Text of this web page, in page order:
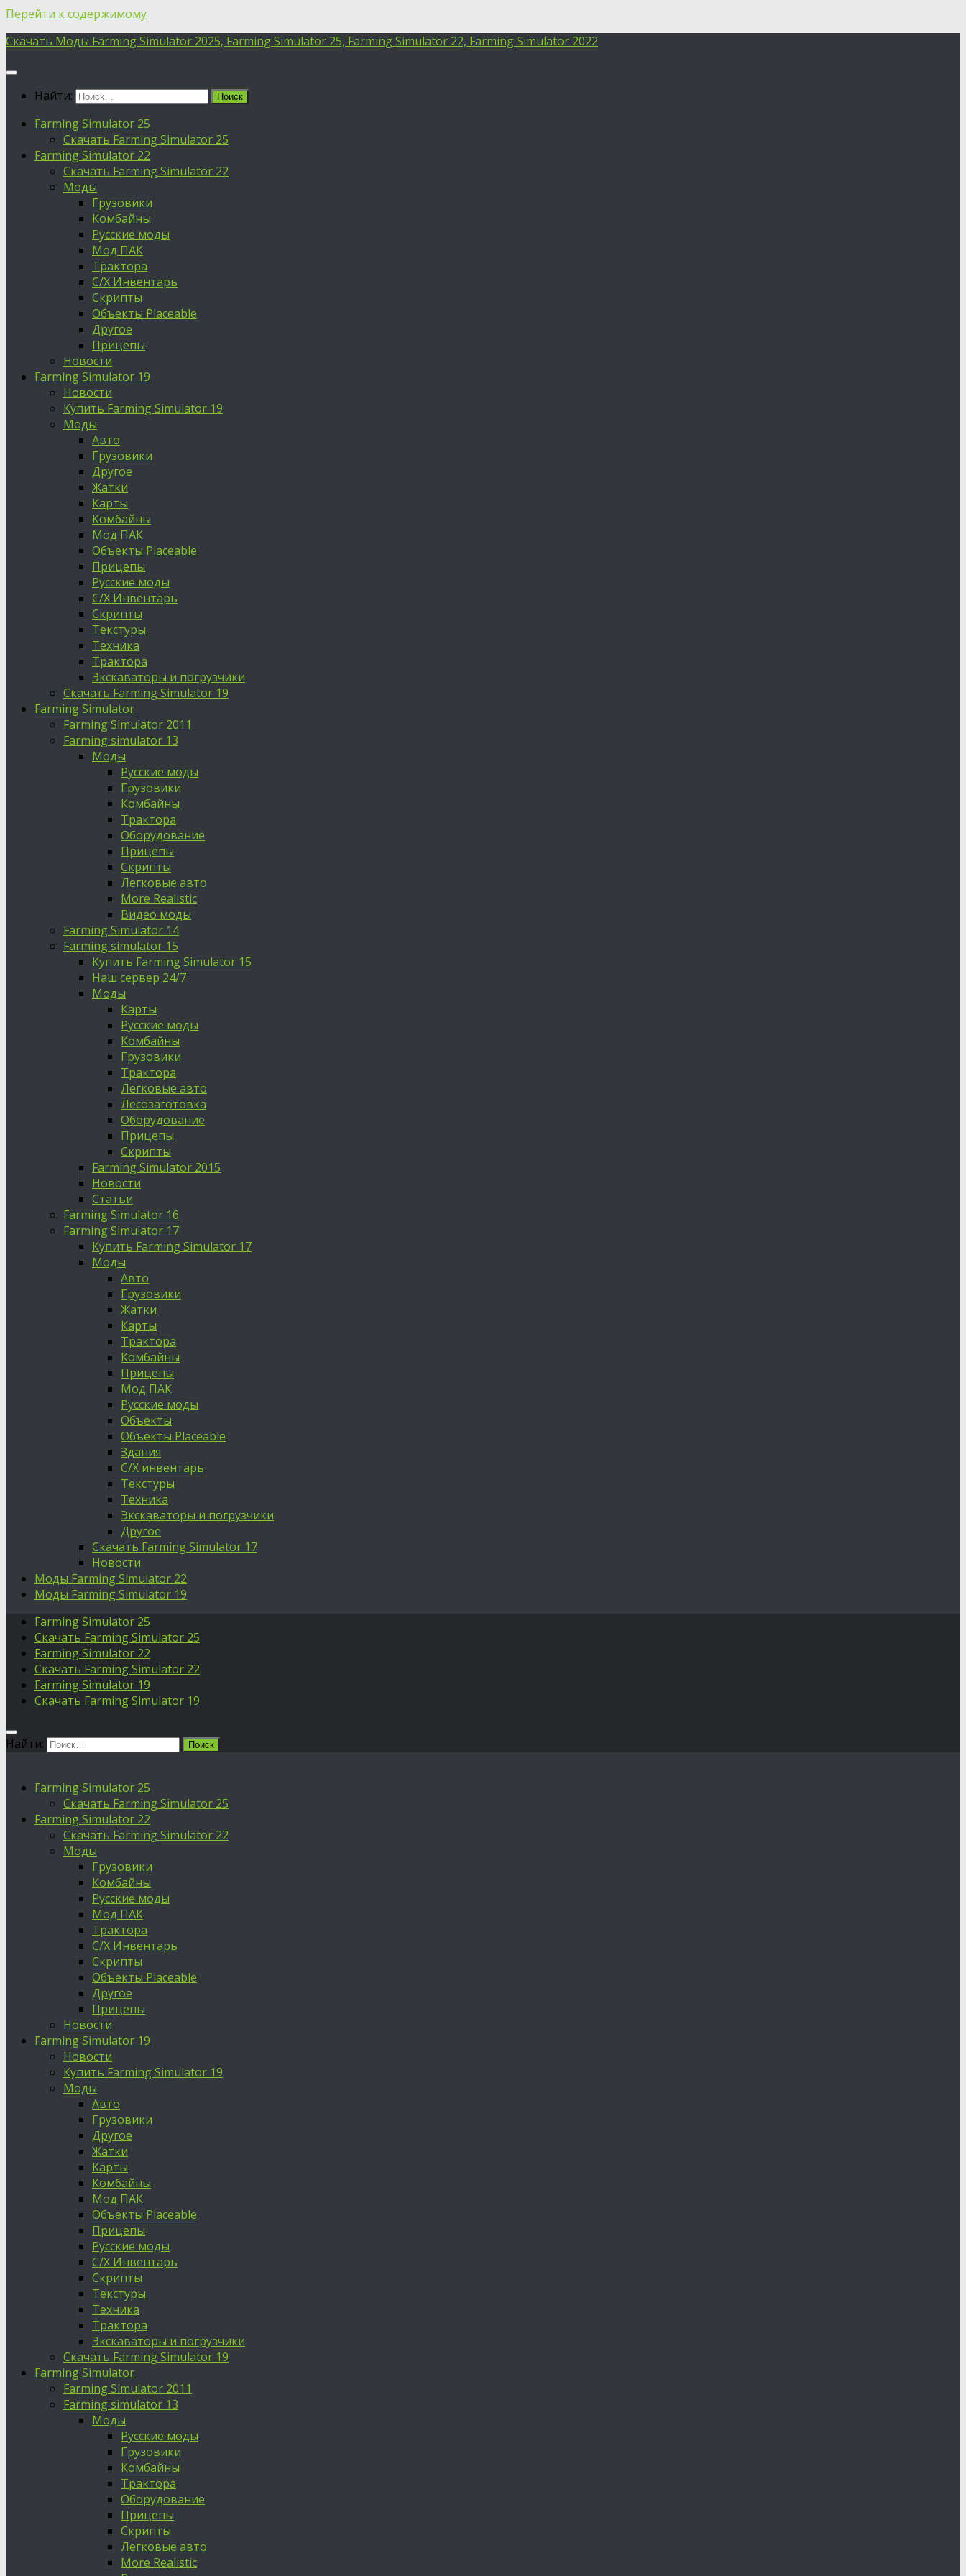
Перейти к содержимому
Скачать Моды Farming Simulator 2025, Farming Simulator 25, Farming Simulator 22, Farming Simulator 2022
Найти:
Farming Simulator 25
Скачать Farming Simulator 25
Farming Simulator 22
Скачать Farming Simulator 22
Моды
Грузовики
Комбайны
Русские моды
Мод ПАК
Трактора
С/Х Инвентарь
Скрипты
Объекты Placeable
Другое
Прицепы
Новости
Farming Simulator 19
Новости
Купить Farming Simulator 19
Моды
Авто
Грузовики
Другое
Жатки
Карты
Комбайны
Мод ПАК
Объекты Placeable
Прицепы
Русские моды
С/Х Инвентарь
Скрипты
Текстуры
Техника
Трактора
Экскаваторы и погрузчики
Скачать Farming Simulator 19
Farming Simulator
Farming Simulator 2011
Farming simulator 13
Моды
Русские моды
Грузовики
Комбайны
Трактора
Оборудование
Прицепы
Скрипты
Легковые авто
More Realistic
Видео моды
Farming Simulator 14
Farming simulator 15
Купить Farming Simulator 15
Наш сервер 24/7
Моды
Карты
Русские моды
Комбайны
Грузовики
Трактора
Легковые авто
Лесозаготовка
Оборудование
Прицепы
Скрипты
Farming Simulator 2015
Новости
Статьи
Farming Simulator 16
Farming Simulator 17
Купить Farming Simulator 17
Моды
Авто
Грузовики
Жатки
Карты
Трактора
Комбайны
Прицепы
Мод ПАК
Русские моды
Объекты
Объекты Placeable
Здания
С/Х инвентарь
Текстуры
Техника
Экскаваторы и погрузчики
Другое
Скачать Farming Simulator 17
Новости
Моды Farming Simulator 22
Моды Farming Simulator 19
Farming Simulator 25
Скачать Farming Simulator 25
Farming Simulator 22
Скачать Farming Simulator 22
Farming Simulator 19
Скачать Farming Simulator 19
Найти:
Farming Simulator 25
Скачать Farming Simulator 25
Farming Simulator 22
Скачать Farming Simulator 22
Моды
Грузовики
Комбайны
Русские моды
Мод ПАК
Трактора
С/Х Инвентарь
Скрипты
Объекты Placeable
Другое
Прицепы
Новости
Farming Simulator 19
Новости
Купить Farming Simulator 19
Моды
Авто
Грузовики
Другое
Жатки
Карты
Комбайны
Мод ПАК
Объекты Placeable
Прицепы
Русские моды
С/Х Инвентарь
Скрипты
Текстуры
Техника
Трактора
Экскаваторы и погрузчики
Скачать Farming Simulator 19
Farming Simulator
Farming Simulator 2011
Farming simulator 13
Моды
Русские моды
Грузовики
Комбайны
Трактора
Оборудование
Прицепы
Скрипты
Легковые авто
More Realistic